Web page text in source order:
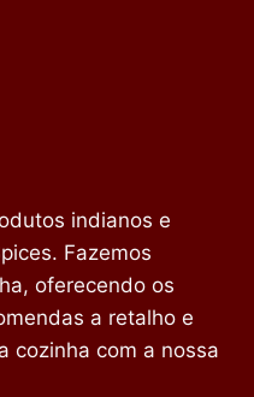
indianos e
Fazemos
oferecendo os
a retalho e
cozinha com a nossa